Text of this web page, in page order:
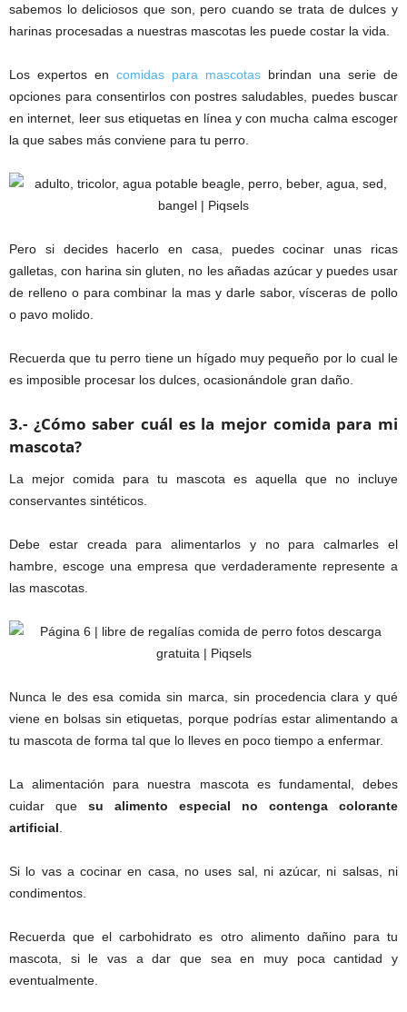
sabemos lo deliciosos que son, pero cuando se trata de dulces y
harinas procesadas a nuestras mascotas les puede costar la vida.
Los expertos en comidas para mascotas brindan una serie de
opciones para consentirlos con postres saludables, puedes buscar
en internet, leer sus etiquetas en línea y con mucha calma escoger
la que sabes más conviene para tu perro.
Pero si decides hacerlo en casa, puedes cocinar unas ricas
galletas, con harina sin gluten, no les añadas azúcar y puedes usar
de relleno o para combinar la mas y darle sabor, vísceras de pollo
o pavo molido.
Recuerda que tu perro tiene un hígado muy pequeño por lo cual le
es imposible procesar los dulces, ocasionándole gran daño.
3.- ¿Cómo saber cuál es la mejor comida para mi
mascota?
La mejor comida para tu mascota es aquella que no incluye
conservantes sintéticos.
Debe estar creada para alimentarlos y no para calmarles el
hambre, escoge una empresa que verdaderamente represente a
las mascotas.
Nunca le des esa comida sin marca, sin procedencia clara y qué
viene en bolsas sin etiquetas, porque podrías estar alimentando a
tu mascota de forma tal que lo lleves en poco tiempo a enfermar.
La alimentación para nuestra mascota es fundamental, debes
cuidar que su alimento especial no contenga colorante
artificial.
Si lo vas a cocinar en casa, no uses sal, ni azúcar, ni salsas, ni
condimentos.
Recuerda que el carbohidrato es otro alimento dañino para tu
mascota, si le vas a dar que sea en muy poca cantidad y
eventualmente.